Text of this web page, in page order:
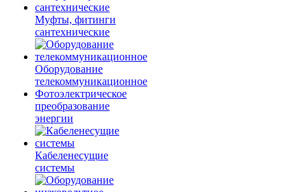
Муфты, фитинги
сантехнические
Оборудование
телекоммуникационное
Фотоэлектрическое
преобразование
энергии
Кабеленесущие
системы